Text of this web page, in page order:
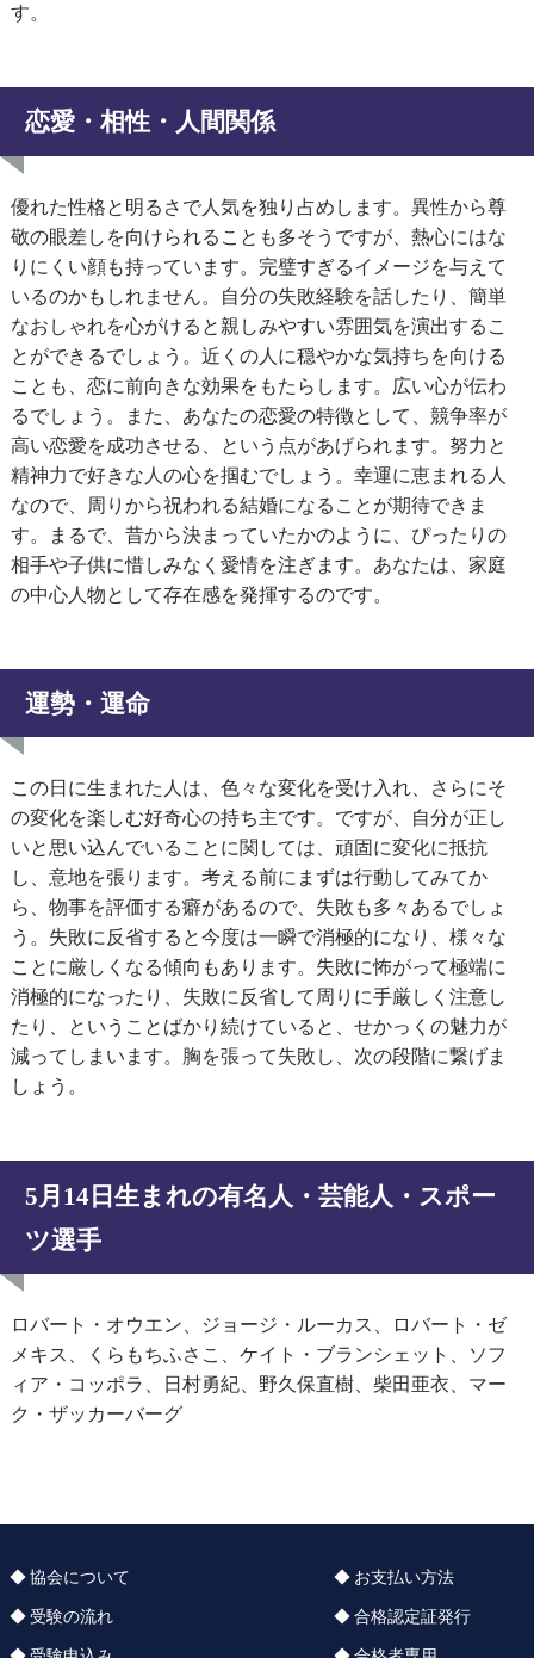
す。
恋愛・相性・人間関係
優れた性格と明るさで人気を独り占めします。異性から尊
敬の眼差しを向けられることも多そうですが、熱心にはな
りにくい顔も持っています。完璧すぎるイメージを与えて
いるのかもしれません。自分の失敗経験を話したり、簡単
なおしゃれを心がけると親しみやすい雰囲気を演出するこ
とができるでしょう。近くの人に穏やかな気持ちを向ける
ことも、恋に前向きな効果をもたらします。広い心が伝わ
るでしょう。また、あなたの恋愛の特徴として、競争率が
高い恋愛を成功させる、という点があげられます。努力と
精神力で好きな人の心を掴むでしょう。幸運に恵まれる人
なので、周りから祝われる結婚になることが期待できま
す。まるで、昔から決まっていたかのように、ぴったりの
相手や子供に惜しみなく愛情を注ぎます。あなたは、家庭
の中心人物として存在感を発揮するのです。
運勢・運命
この日に生まれた人は、色々な変化を受け入れ、さらにそ
の変化を楽しむ好奇心の持ち主です。ですが、自分が正し
いと思い込んでいることに関しては、頑固に変化に抵抗
し、意地を張ります。考える前にまずは行動してみてか
ら、物事を評価する癖があるので、失敗も多々あるでしょ
う。失敗に反省すると今度は一瞬で消極的になり、様々な
ことに厳しくなる傾向もあります。失敗に怖がって極端に
消極的になったり、失敗に反省して周りに手厳しく注意し
たり、ということばかり続けていると、せかっくの魅力が
減ってしまいます。胸を張って失敗し、次の段階に繋げま
しょう。
5月14日生まれの有名人・芸能人・スポー
ツ選手
ロバート・オウエン、ジョージ・ルーカス、ロバート・ゼ
メキス、くらもちふさこ、ケイト・ブランシェット、ソフ
ィア・コッポラ、日村勇紀、野久保直樹、柴田亜衣、マー
ク・ザッカーバーグ
協会について
受験の流れ
お支払い方法
合格認定証発行